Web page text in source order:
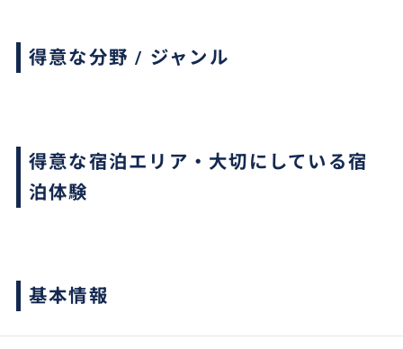
得意な分野 / ジャンル
得意な宿泊エリア・大切にしている宿
泊体験
基本情報